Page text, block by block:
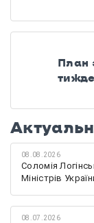
План
08.08.2026
Соломія
Міністрів
08.07.2026